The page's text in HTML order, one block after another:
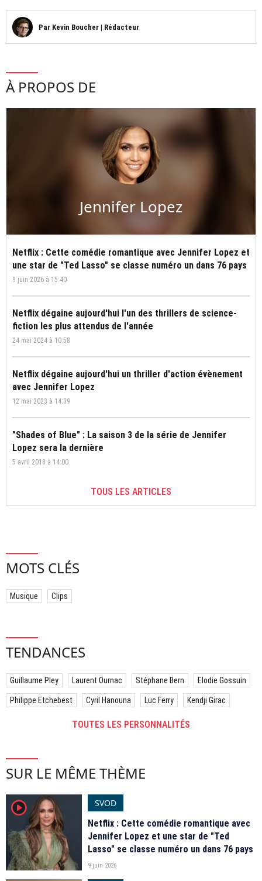
Par Kevin Boucher | Rédacteur
À PROPOS DE
Jennifer Lopez
Netflix : Cette comédie romantique avec Jennifer Lopez et
une star de "Ted Lasso" se classe numéro un dans 76 pays
9 juin 2026 à 15:40
Netflix dégaine aujourd'hui l'un des thrillers de science-
fiction les plus attendus de l'année
24 mai 2024 à 10:58
Netflix dégaine aujourd'hui un thriller d'action évènement
avec Jennifer Lopez
12 mai 2023 à 14:39
"Shades of Blue" : La saison 3 de la série de Jennifer
Lopez sera la dernière
5 avril 2018 à 14:00
TOUS LES ARTICLES
MOTS CLÉS
Musique Clips
TENDANCES
Guillaume Pley Laurent Ournac Stéphane Bern Elodie Gossuin
Philippe Etchebest Cyril Hanouna Luc Ferry Kendji Girac
TOUTES LES PERSONNALITÉS
SUR LE MÊME THÈME
player2
SVOD
Netflix : Cette comédie romantique avec
Jennifer Lopez et une star de "Ted
Lasso" se classe numéro un dans 76 pays
9 juin 2026